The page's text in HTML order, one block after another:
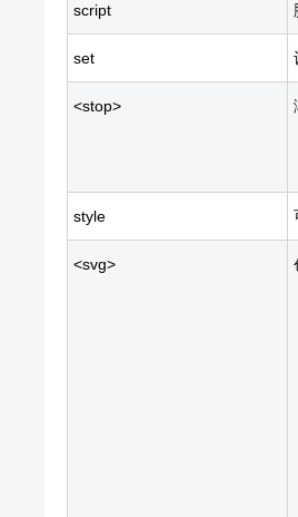
script
set
<stop>
style
<svg>